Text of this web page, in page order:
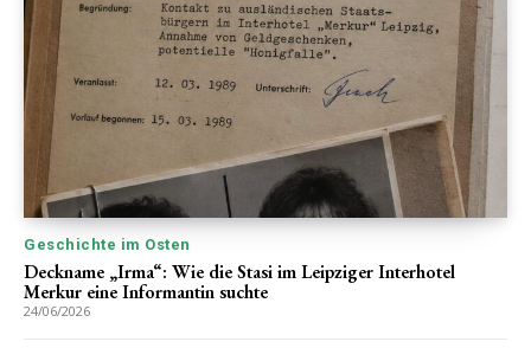
Geschichte im Osten
Deckname „Irma“: Wie die Stasi im Leipziger Interhotel
Merkur eine Informantin suchte
24/06/2026